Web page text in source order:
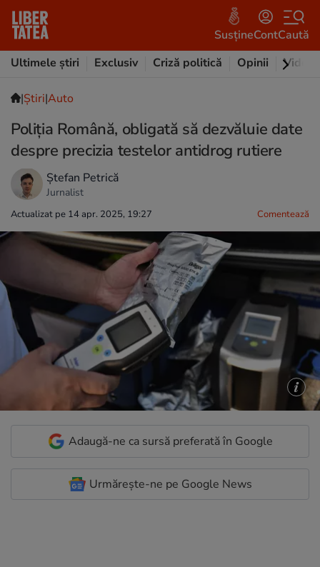
SusțineContCaută
Ultimele știri
Exclusiv Criză politică Opinii Video
|Ştiri|Auto
Poliția Română, obligată să dezvăluie date
despre precizia testelor antidrog rutiere
Ștefan Petrică
Jurnalist
Actualizat pe 14 apr. 2025, 19:27 Comentează
Adaugă-ne ca sursă preferată în Google
Urmărește-ne pe Google News